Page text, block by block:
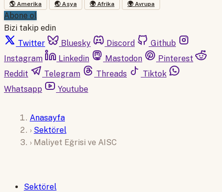
🌎 Amerika 🌏 Asya 🌍 Afrika 🌍 Avrupa
Abone ol
Bizi takip edin
Twitter
Bluesky Discord
Github
Instagram
Linkedin Mastodon
Pinterest
Reddit
Telegram Threads
Tiktok
Whatsapp
Youtube
Anasayfa
› Sektörel
› Maliyet Eğrisi ve AISC
Sektörel